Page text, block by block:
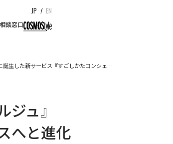
談窓口
JP / EN
誕生した新サービス『すごしかたコンシェ…
ュ』
へと進化